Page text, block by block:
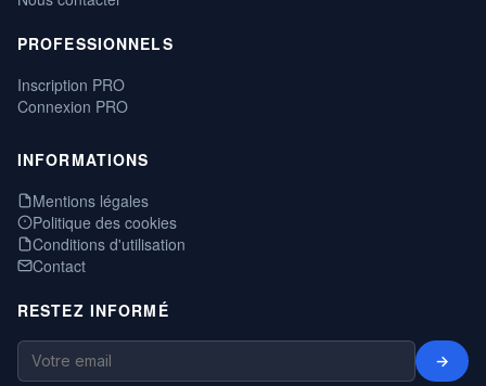
PROFESSIONNELS
Inscription PRO
Connexion PRO
INFORMATIONS
Mentions légales
Politique des cookies
Conditions d'utilisation
Contact
RESTEZ INFORMÉ
→